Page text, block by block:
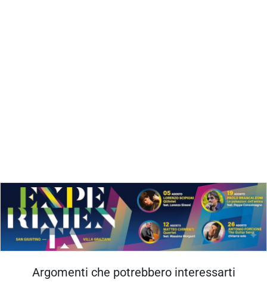
Argomenti che potrebbero interessarti